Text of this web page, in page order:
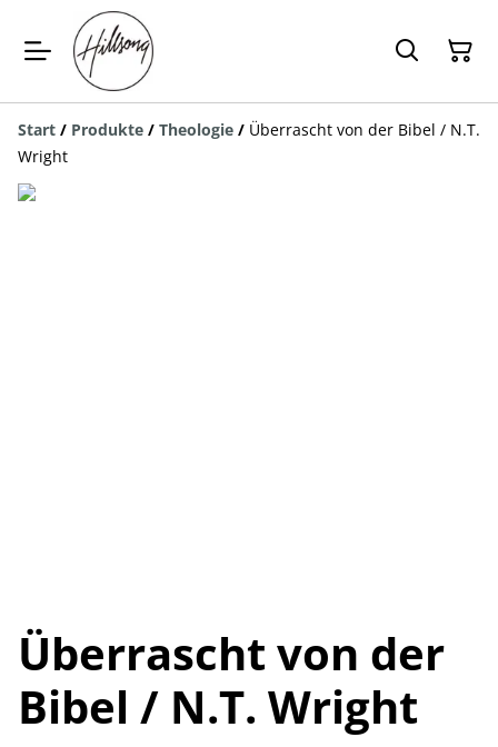
Start / Produkte / Theologie / Überrascht von der Bibel / N.T.
Wright
Überrascht von der
Bibel / N.T. Wright